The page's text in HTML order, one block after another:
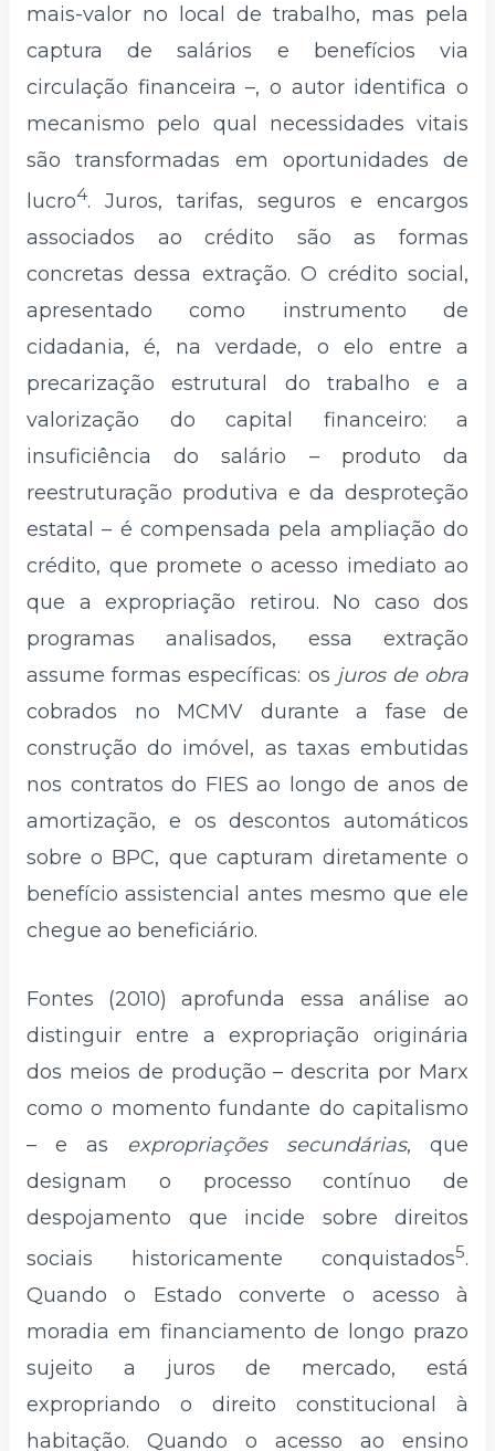
mais-valor no local de trabalho, mas pela
captura de salários e benefícios via
circulação financeira –, o autor identifica o
mecanismo pelo qual necessidades vitais
são transformadas em oportunidades de
lucro4. Juros, tarifas, seguros e encargos
associados ao crédito são as formas
concretas dessa extração. O crédito social,
apresentado como instrumento de
cidadania, é, na verdade, o elo entre a
precarização estrutural do trabalho e a
valorização do capital financeiro: a
insuficiência do salário – produto da
reestruturação produtiva e da desproteção
estatal – é compensada pela ampliação do
crédito, que promete o acesso imediato ao
que a expropriação retirou. No caso dos
programas analisados, essa extração
assume formas específicas: os juros de obra
cobrados no MCMV durante a fase de
construção do imóvel, as taxas embutidas
nos contratos do FIES ao longo de anos de
amortização, e os descontos automáticos
sobre o BPC, que capturam diretamente o
benefício assistencial antes mesmo que ele
chegue ao beneficiário.
Fontes (2010) aprofunda essa análise ao
distinguir entre a expropriação originária
dos meios de produção – descrita por Marx
como o momento fundante do capitalismo
– e as expropriações secundárias, que
designam o processo contínuo de
despojamento que incide sobre direitos
sociais historicamente conquistados5.
Quando o Estado converte o acesso à
moradia em financiamento de longo prazo
sujeito a juros de mercado, está
expropriando o direito constitucional à
habitação. Quando o acesso ao ensino